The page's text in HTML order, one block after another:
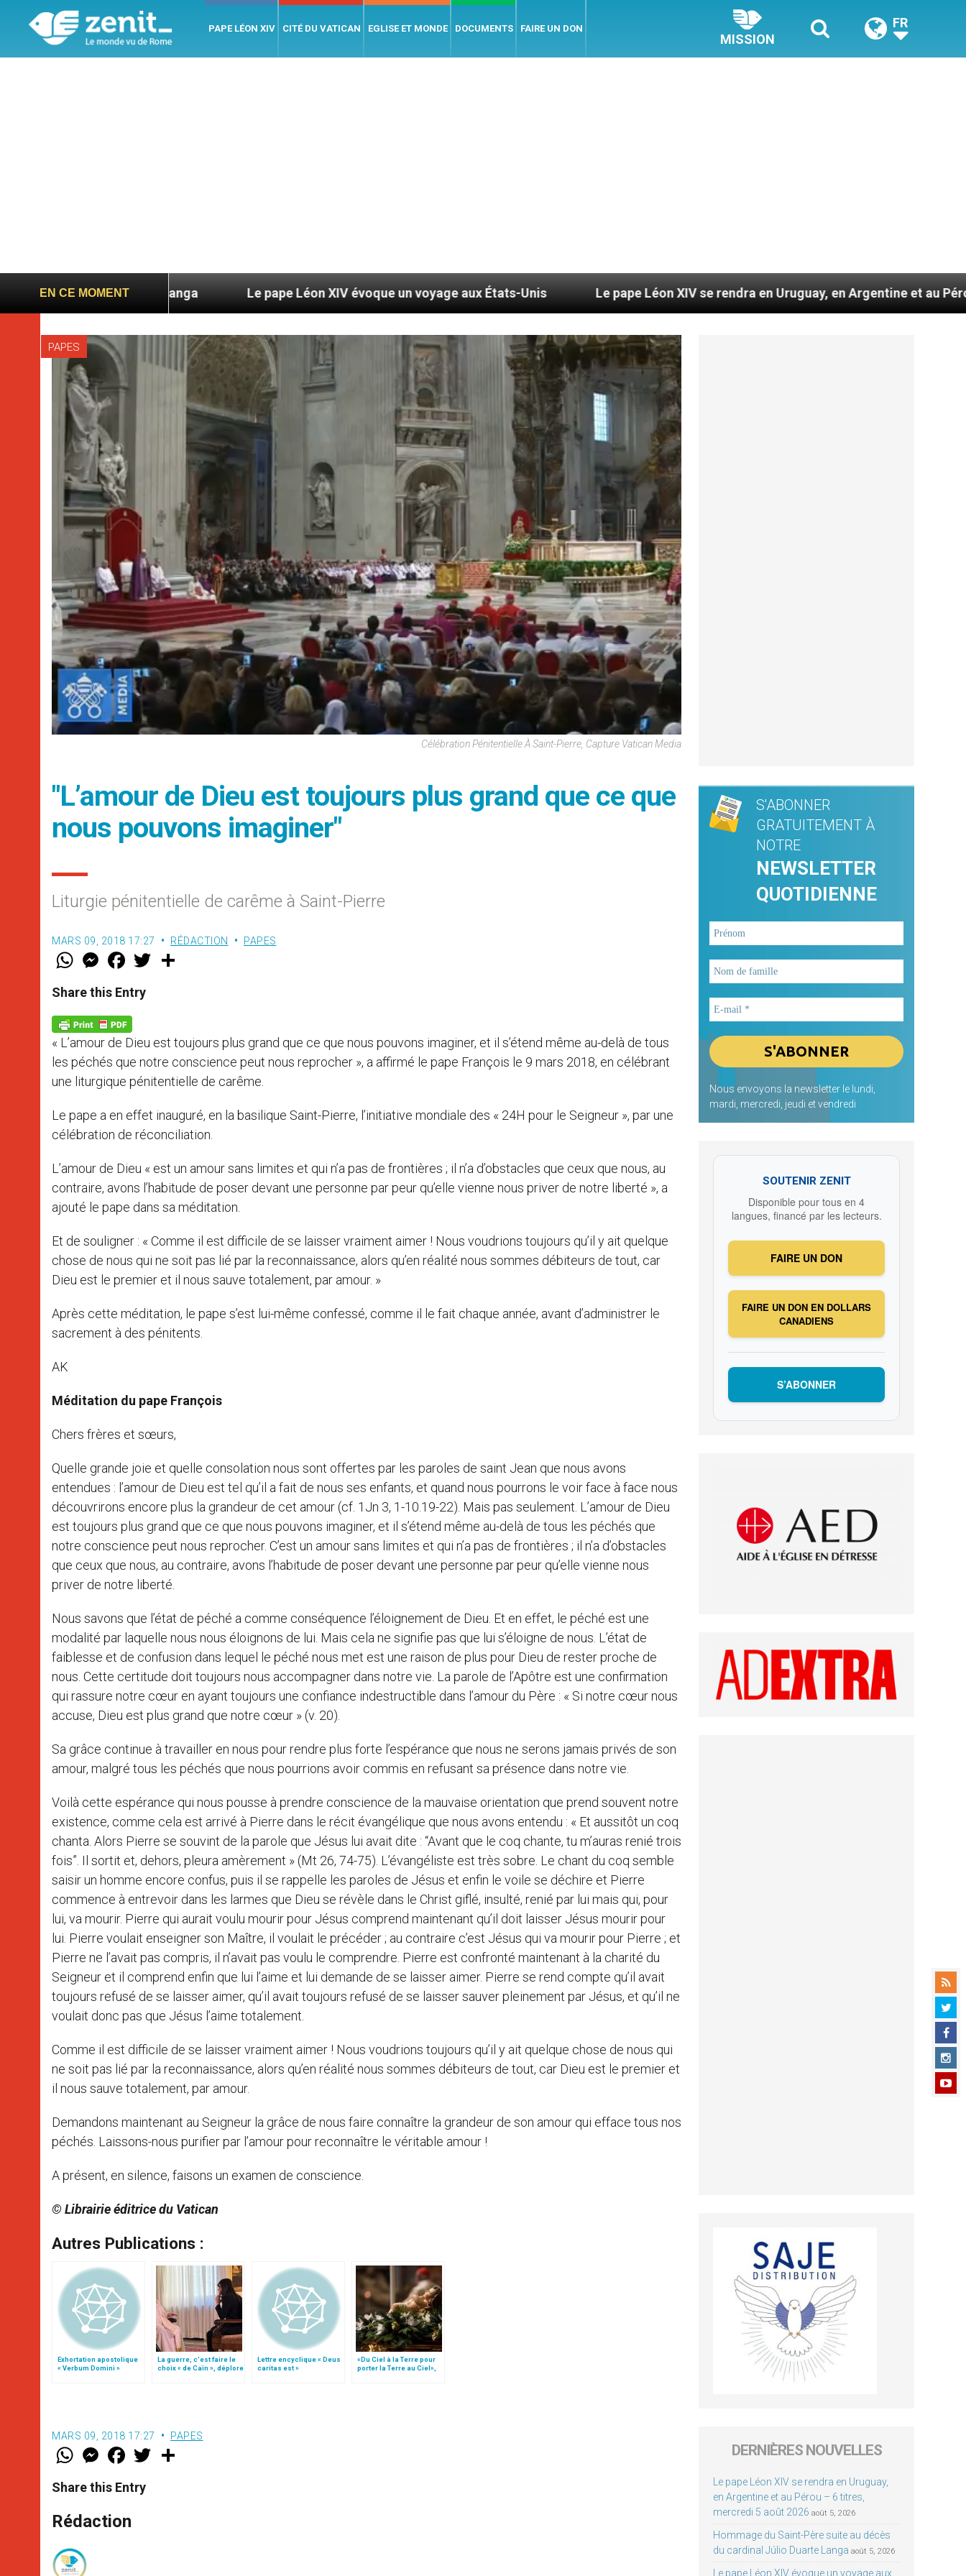
PAPE LÉON XIV CITÉ DU VATICAN EGLISE ET MONDE DOCUMENTS FAIRE UN DON
MISSION
FR
EN CE MOMENT
Langa Le pape Léon XIV évoque un voyage aux États-Unis Le pape Léon XIV se rendra en Uruguay, en Argentine et au Pérou Des
PAPES
Célébration Pénitentielle À Saint-Pierre, Capture Vatican Media
"L’amour de Dieu est toujours plus grand que ce que
nous pouvons imaginer"
Liturgie pénitentielle de carême à Saint-Pierre
MARS 09, 2018 17:27 RÉDACTION PAPES
W
t
s
p
p
M
e
s
e
g
e
r
F
a
e
b
o
k
w
Share this Entry
« L’amour de Dieu est toujours plus grand que ce que nous pouvons imaginer, et il s’étend même au-delà de tous
les péchés que notre conscience peut nous reprocher », a affirmé le pape François le 9 mars 2018, en célébrant
une liturgique pénitentielle de carême.
Le pape a en effet inauguré, en la basilique Saint-Pierre, l’initiative mondiale des « 24H pour le Seigneur », par une
célébration de réconciliation.
L’amour de Dieu « est un amour sans limites et qui n’a pas de frontières ; il n’a d’obstacles que ceux que nous, au
contraire, avons l’habitude de poser devant une personne par peur qu’elle vienne nous priver de notre liberté », a
ajouté le pape dans sa méditation.
Et de souligner : « Comme il est difficile de se laisser vraiment aimer ! Nous voudrions toujours qu’il y ait quelque
chose de nous qui ne soit pas lié par la reconnaissance, alors qu’en réalité nous sommes débiteurs de tout, car
Dieu est le premier et il nous sauve totalement, par amour. »
Après cette méditation, le pape s’est lui-même confessé, comme il le fait chaque année, avant d’administrer le
sacrement à des pénitents.
AK
Méditation du pape François
Chers frères et sœurs,
Quelle grande joie et quelle consolation nous sont offertes par les paroles de saint Jean que nous avons
entendues : l’amour de Dieu est tel qu’il a fait de nous ses enfants, et quand nous pourrons le voir face à face nous
découvrirons encore plus la grandeur de cet amour (cf. 1Jn 3, 1-10.19-22). Mais pas seulement. L’amour de Dieu
est toujours plus grand que ce que nous pouvons imaginer, et il s’étend même au-delà de tous les péchés que
notre conscience peut nous reprocher. C’est un amour sans limites et qui n’a pas de frontières ; il n’a d’obstacles
que ceux que nous, au contraire, avons l’habitude de poser devant une personne par peur qu’elle vienne nous
priver de notre liberté.
Nous savons que l’état de péché a comme conséquence l’éloignement de Dieu. Et en effet, le péché est une
modalité par laquelle nous nous éloignons de lui. Mais cela ne signifie pas que lui s’éloigne de nous. L’état de
faiblesse et de confusion dans lequel le péché nous met est une raison de plus pour Dieu de rester proche de
nous. Cette certitude doit toujours nous accompagner dans notre vie. La parole de l’Apôtre est une confirmation
qui rassure notre cœur en ayant toujours une confiance indestructible dans l’amour du Père : « Si notre cœur nous
accuse, Dieu est plus grand que notre cœur » (v. 20).
Sa grâce continue à travailler en nous pour rendre plus forte l’espérance que nous ne serons jamais privés de son
amour, malgré tous les péchés que nous pourrions avoir commis en refusant sa présence dans notre vie.
Voilà cette espérance qui nous pousse à prendre conscience de la mauvaise orientation que prend souvent notre
existence, comme cela est arrivé à Pierre dans le récit évangélique que nous avons entendu : « Et aussitôt un coq
chanta. Alors Pierre se souvint de la parole que Jésus lui avait dite : “Avant que le coq chante, tu m’auras renié trois
fois”. Il sortit et, dehors, pleura amèrement » (Mt 26, 74-75). L’évangéliste est très sobre. Le chant du coq semble
saisir un homme encore confus, puis il se rappelle les paroles de Jésus et enfin le voile se déchire et Pierre
commence à entrevoir dans les larmes que Dieu se révèle dans le Christ giflé, insulté, renié par lui mais qui, pour
lui, va mourir. Pierre qui aurait voulu mourir pour Jésus comprend maintenant qu’il doit laisser Jésus mourir pour
lui. Pierre voulait enseigner son Maître, il voulait le précéder ; au contraire c’est Jésus qui va mourir pour Pierre ; et
Pierre ne l’avait pas compris, il n’avait pas voulu le comprendre. Pierre est confronté maintenant à la charité du
Seigneur et il comprend enfin que lui l’aime et lui demande de se laisser aimer. Pierre se rend compte qu’il avait
toujours refusé de se laisser aimer, qu’il avait toujours refusé de se laisser sauver pleinement par Jésus, et qu’il ne
voulait donc pas que Jésus l’aime totalement.
Comme il est difficile de se laisser vraiment aimer ! Nous voudrions toujours qu’il y ait quelque chose de nous qui
ne soit pas lié par la reconnaissance, alors qu’en réalité nous sommes débiteurs de tout, car Dieu est le premier et
il nous sauve totalement, par amour.
Demandons maintenant au Seigneur la grâce de nous faire connaître la grandeur de son amour qui efface tous nos
péchés. Laissons-nous purifier par l’amour pour reconnaître le véritable amour !
A présent, en silence, faisons un examen de conscience.
© Librairie éditrice du Vatican
Autres Publications :
Exhortation apostolique
« Verbum Domini »
La guerre, c’est faire le
choix « de Caïn », déplore
Lettre encyclique « Deus
caritas est »
«Du Ciel à la Terre pour
porter la Terre au Ciel»,
MARS 09, 2018 17:27 PAPES
W
t
s
p
p
M
e
s
e
g
e
F
a
e
b
o
k
w
Share this Entry
Rédaction
S'ABONNER
GRATUITEMENT À
NOTRE
NEWSLETTER
QUOTIDIENNE
Nous envoyons la newsletter le lundi,
mardi, mercredi, jeudi et vendredi
SOUTENIR ZENIT
Disponible pour tous en 4
langues, financé par les lecteurs.
FAIRE UN DON
FAIRE UN DON EN DOLLARS
CANADIENS
S’ABONNER
DERNIÈRES NOUVELLES
Le pape Léon XIV se rendra en Uruguay,
en Argentine et au Pérou – 6 titres,
mercredi 5 août 2026 août 5, 2026
Hommage du Saint-Père suite au décès
du cardinal Júlio Duarte Langa août 5, 2026
Le pape Léon XIV évoque un voyage aux